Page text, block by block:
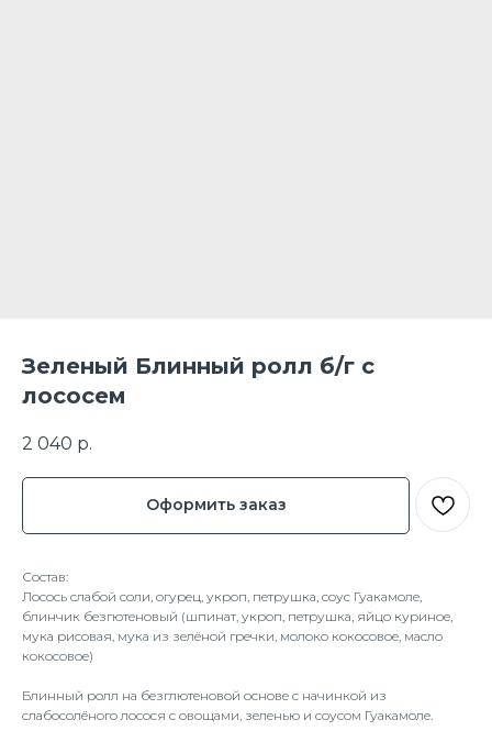
Зеленый Блинный ролл б/г с
лососем
2 040 р.
Оформить заказ
Состав:
Лосось слабой соли, огурец, укроп, петрушка, соус Гуакамоле,
блинчик безгютеновый (шпинат, укроп, петрушка, яйцо куриное,
мука рисовая, мука из зелёной гречки, молоко кокосовое, масло
кокосовое)
Блинный ролл на безглютеновой основе с начинкой из
слабосолёного лосося с овощами, зеленью и соусом Гуакамоле.